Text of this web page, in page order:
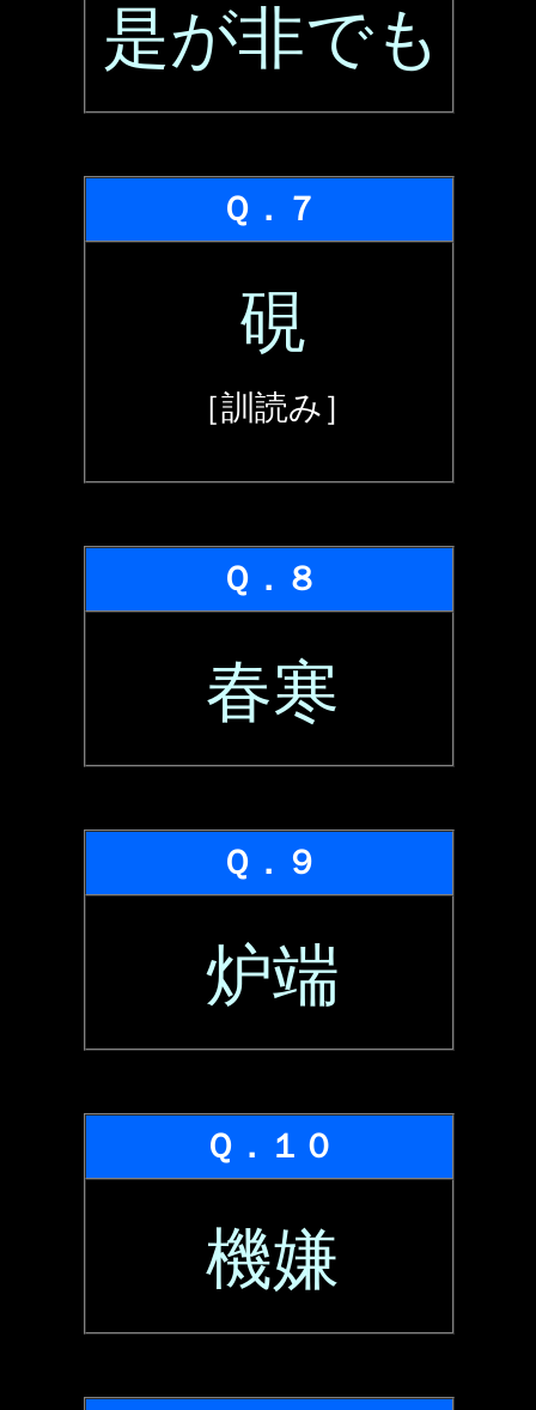
是が非でも
Ｑ．７
硯
［訓読み］
Ｑ．８
春寒
Ｑ．９
炉端
Ｑ．１０
機嫌